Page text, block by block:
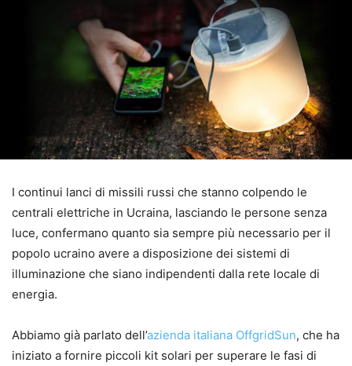
I continui lanci di missili russi che stanno colpendo le
centrali elettriche in Ucraina, lasciando le persone senza
luce, confermano quanto sia sempre più necessario per il
popolo ucraino avere a disposizione dei sistemi di
illuminazione che siano indipendenti dalla rete locale di
energia.
Abbiamo già parlato dell’azienda italiana OffgridSun, che ha
iniziato a fornire piccoli kit solari per superare le fasi di